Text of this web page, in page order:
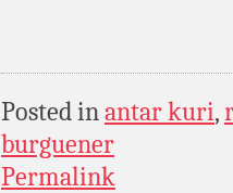
Posted inantar kuri,
burguener
Permalink